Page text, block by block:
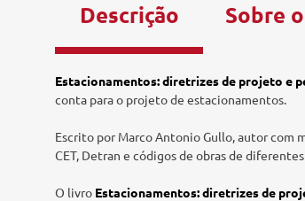
Recursos Hídricos
Tecnologia e Inovação
Descrição Sobre
Estacionamentos: diretrizes de projeto e
conta para o projeto de estacionamentos.
Escrito por Marco Antonio Gullo, autor com
CET, Detran e códigos de obras de
O livro Estacionamentos: diretrizes de